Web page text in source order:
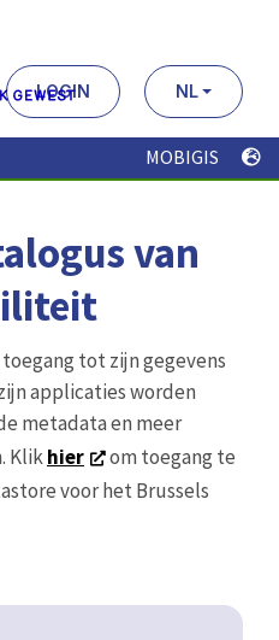
LOGIN NL
MOBIGIS
van
tot zijn gegevens
applicaties worden
metadata en meer
Klikhier
om toegang te
voor het Brussels